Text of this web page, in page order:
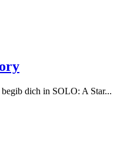
dich in SOLO: A Star...